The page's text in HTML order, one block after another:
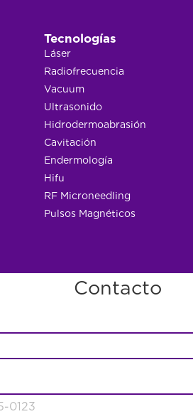
Tecnologías
Láser
Radiofrecuencia
Vacuum
Ultrasonido
Hidrodermoabrasión
Cavitación
Endermología
Hifu
RF Microneedling
Pulsos Magnéticos
Contacto